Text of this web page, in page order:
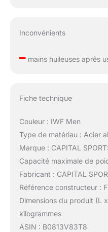
Inconvénients
–mains huileuses après
Fiche technique
Couleur : IWF Men
Type de matériau : Acier
Marque : CAPITAL
Capacité maximale de
Fabricant : CAPITAL
Référence constructeur :
Dimensions du produit (L
kilogrammes
ASIN : B0813V83T8